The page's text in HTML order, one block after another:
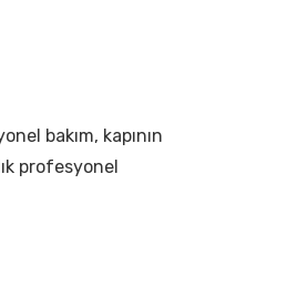
bakım, kapının
profesyonel